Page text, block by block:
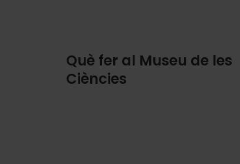
Què fer al Museu de les
Ciències